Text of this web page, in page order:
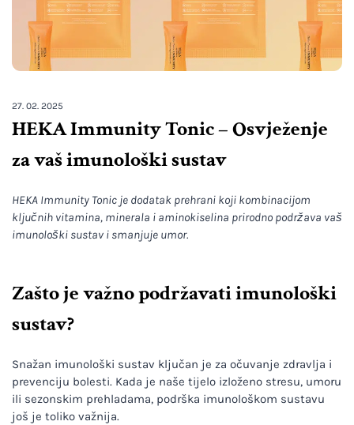
27. 02. 2025
HEKA Immunity Tonic – Osvježenje
za vaš imunološki sustav
HEKA Immunity Tonic je dodatak prehrani koji kombinacijom
ključnih vitamina, minerala i aminokiselina prirodno podržava vaš
imunološki sustav i smanjuje umor.
Zašto je važno podržavati imunološki
sustav?
Snažan imunološki sustav ključan je za očuvanje zdravlja i
prevenciju bolesti. Kada je naše tijelo izloženo stresu, umoru
ili sezonskim prehladama, podrška imunološkom sustavu
još je toliko važnija.